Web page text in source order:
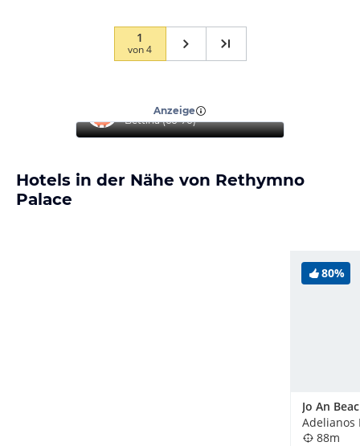
1
von4
Anzeige
Spitzenhotel
Bettina (66-70)
Hotels in der Nähe von Rethymno
Palace
80%
Jo An
Adelianos
88m